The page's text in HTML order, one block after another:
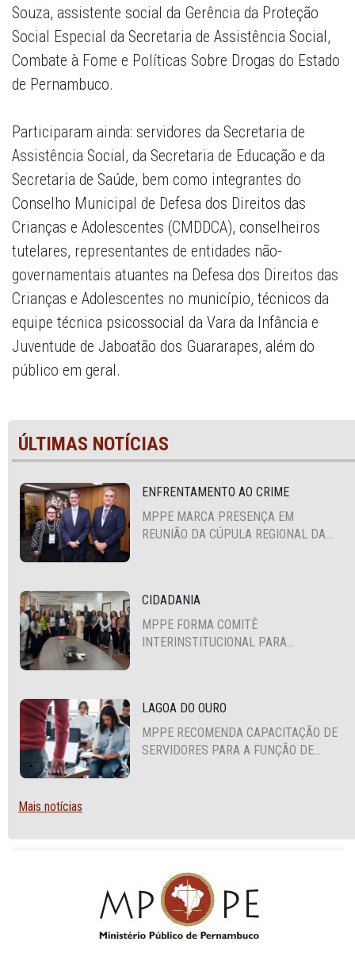
Souza, assistente social da Gerência da Proteção
Social Especial da Secretaria de Assistência Social,
Combate à Fome e Políticas Sobre Drogas do Estado
de Pernambuco.
Participaram ainda: servidores da Secretaria de
Assistência Social, da Secretaria de Educação e da
Secretaria de Saúde, bem como integrantes do
Conselho Municipal de Defesa dos Direitos das
Crianças e Adolescentes (CMDDCA), conselheiros
tutelares, representantes de entidades não-
governamentais atuantes na Defesa dos Direitos das
Crianças e Adolescentes no município, técnicos da
equipe técnica psicossocial da Vara da Infância e
Juventude de Jaboatão dos Guararapes, além do
público em geral.
ÚLTIMAS NOTÍCIAS
ENFRENTAMENTO AO CRIME
MPPE MARCA PRESENÇA EM
REUNIÃO DA CÚPULA REGIONAL DA
CIDADANIA
MPPE FORMA COMITÊ
INTERINSTITUCIONAL PARA
LAGOA DO OURO
MPPE RECOMENDA CAPACITAÇÃO DE
SERVIDORES PARA A FUNÇÃO DE
Mais notícias